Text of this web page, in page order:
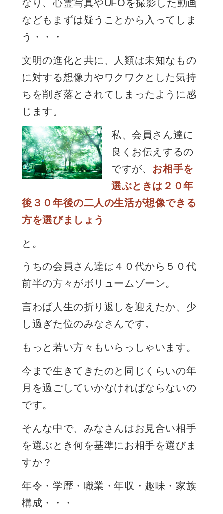
なり、心霊写真やUFOを撮影した動画
などもまずは疑うことから入ってしま
う・・・
文明の進化と共に、人類は未知なもの
に対する想像力やワクワクとした気持
ちを削ぎ落とされてしまったように感
じます。
私、会員さん達に
良くお伝えするの
ですが、 お相手を
選ぶときは２０年
後３０年後の二人の生活が想像できる
方を選びましょう
と。
うちの会員さん達は４０代から５０代
前半の方々がボリュームゾーン。
言わば人生の折り返しを迎えたか、少
し過ぎた位のみなさんです。
もっと若い方々もいらっしゃいます。
今まで生きてきたのと同じくらいの年
月を過ごしていかなければならないの
です。
そんな中で、みなさんはお見合い相手
を選ぶとき何を基準にお相手を選びま
すか？
年令・学歴・職業・年収・趣味・家族
構成・・・